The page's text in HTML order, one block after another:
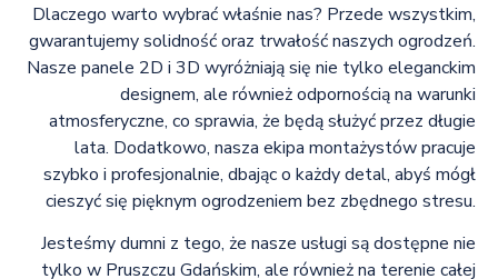
Dlaczego warto wybrać właśnie nas? Przede wszystkim,
gwarantujemy solidność oraz trwałość naszych ogrodzeń.
Nasze panele 2D i 3D wyróżniają się nie tylko eleganckim
designem, ale również odpornością na warunki
atmosferyczne, co sprawia, że będą służyć przez długie
lata. Dodatkowo, nasza ekipa montażystów pracuje
szybko i profesjonalnie, dbając o każdy detal, abyś mógł
cieszyć się pięknym ogrodzeniem bez zbędnego stresu.
Jesteśmy dumni z tego, że nasze usługi są dostępne nie
tylko w Pruszczu Gdańskim, ale również na terenie całej